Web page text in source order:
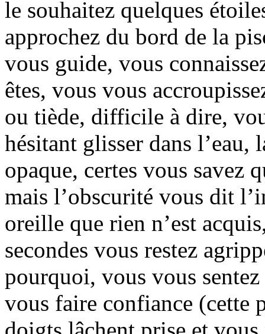
le souhaitez quelques
approchez du bord de la
vous guide, vous
êtes, vous vous
ou tiède, difficile à dire,
hésitant glisser dans
opaque, certes vous savez
mais l’obscurité vous dit
oreille que rien n’est
secondes vous restez
pourquoi, vous vous
vous faire confiance (cette